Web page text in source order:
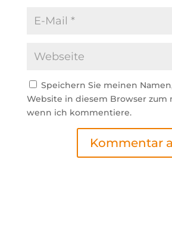
Speichern Sie meinen
Website in diesem Browser zum
wenn ich kommentiere.